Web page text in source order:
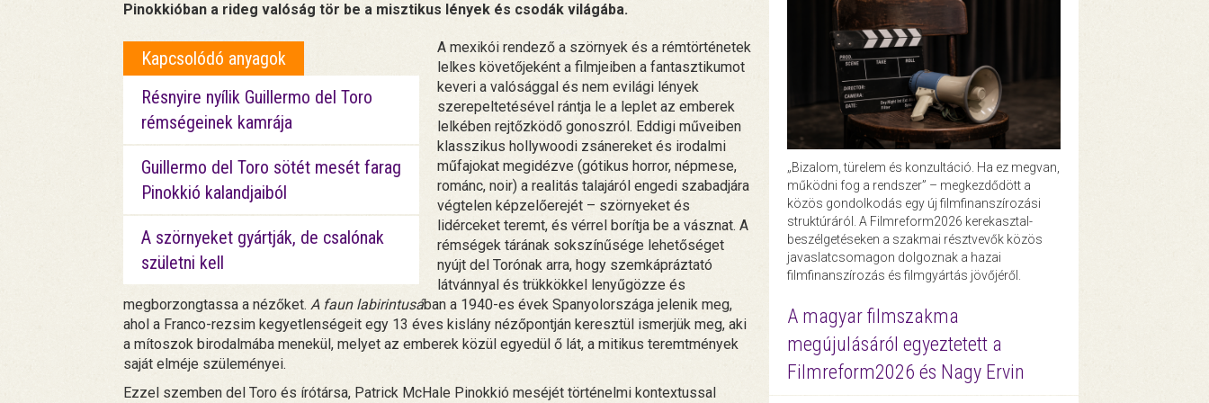
Pinokkióban a rideg valóság tör be a misztikus lények és csodák világába.
Kapcsolódó anyagok
Résnyire nyílik Guillermo del Toro
rémségeinek kamrája
Guillermo del Toro sötét mesét farag
Pinokkió kalandjaiból
A szörnyeket gyártják, de csalónak
születni kell
A mexikói rendező a szörnyek és a rémtörténetek
lelkes követőjeként a filmjeiben a fantasztikumot
keveri a valósággal és nem evilági lények
szerepeltetésével rántja le a leplet az emberek
lelkében rejtőzködő gonoszról. Eddigi műveiben
klasszikus hollywoodi zsánereket és irodalmi
műfajokat megidézve (gótikus horror, népmese,
románc, noir) a realitás talajáról engedi szabadjára
végtelen képzelőerejét – szörnyeket és
lidérceket teremt, és vérrel borítja be a vásznat. A
rémségek tárának sokszínűsége lehetőséget
nyújt del Torónak arra, hogy szemkápráztató
látvánnyal és trükkökkel lenyűgözze és
megborzongtassa a nézőket. A faun labirintusában a 1940-es évek Spanyolországa jelenik meg,
ahol a Franco-rezsim kegyetlenségeit egy 13 éves kislány nézőpontján keresztül ismerjük meg, aki
a mítoszok birodalmába menekül, melyet az emberek közül egyedül ő lát, a mitikus teremtmények
saját elméje szüleményei.
Ezzel szemben del Toro és írótársa, Patrick McHale Pinokkió meséjét történelmi kontextussal
„Bizalom, türelem és konzultáció. Ha ez megvan,
működni fog a rendszer” – megkezdődött a
közös gondolkodás egy új filmfinanszírozási
struktúráról. A Filmreform2026 kerekasztal-
beszélgetéseken a szakmai résztvevők közös
javaslatcsomagon dolgoznak a hazai
filmfinanszírozás és filmgyártás jövőjéről.
A magyar filmszakma
megújulásáról egyeztetett a
Filmreform2026 és Nagy Ervin